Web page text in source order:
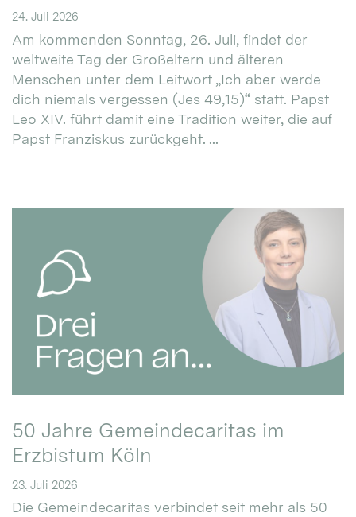
24. Juli 2026
Am kommenden Sonntag, 26. Juli, findet der
weltweite Tag der Großeltern und älteren
Menschen unter dem Leitwort „Ich aber werde
dich niemals vergessen (Jes 49,15)“ statt. Papst
Leo XIV. führt damit eine Tradition weiter, die auf
Papst Franziskus zurückgeht. ...
50 Jahre Gemeindecaritas im
Erzbistum Köln
23. Juli 2026
Die Gemeindecaritas verbindet seit mehr als 50